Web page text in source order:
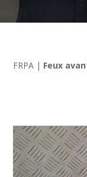
FRPA | Feux